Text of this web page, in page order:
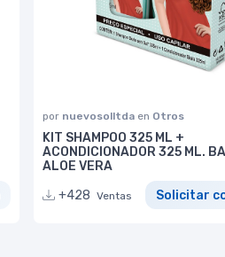
por nuevosolltda en Otros
KIT SHAMPOO 325 ML +
ACONDICIONADOR 325 ML.
ALOE VERA
+428 Ventas Solicitar